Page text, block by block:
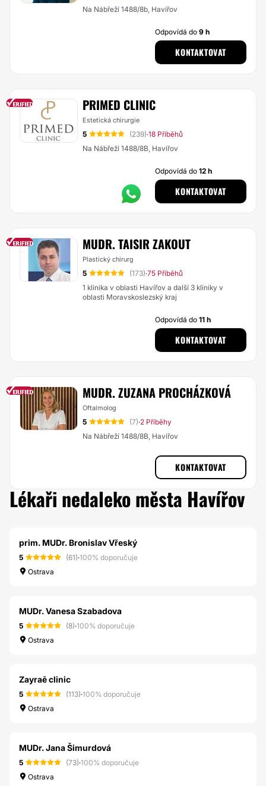
Na Nábřeží 1488/8b, Havířov
Odpovídá do9 h
KONTAKTOVAT
PRIMED CLINIC
Estetická chirurgie
5 (239)·18 Příběhů
Na Nábřeží 1488/8B, Havířov
Odpovídá do12 h
KONTAKTOVAT
MUDR. TAISIR ZAKOUT
Plastický chirurg
5 (173)·75 Příběhů
1 klinika v oblasti Havířov a další 3 kliniky v
oblasti Moravskoslezský kraj
Odpovídá do11 h
KONTAKTOVAT
MUDR. ZUZANA PROCHÁZKOVÁ
Oftalmolog
5 (7)·2 Příběhy
Na Nábřeží 1488/8B, Havířov
KONTAKTOVAT
Lékaři nedaleko města Havířov
prim. MUDr. Bronislav Vřeský
5 (61)·100% doporučuje
Ostrava
MUDr. Vanesa Szabadova
5 (8)·100% doporučuje
Ostrava
Zayraē clinic
5 (113)·100% doporučuje
Ostrava
MUDr. Jana Šimurdová
5 (73)·100% doporučuje
Ostrava